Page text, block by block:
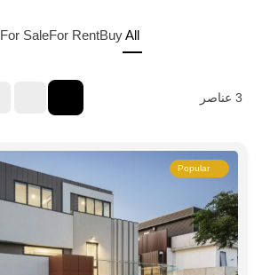
All
Buy
For Rent
For Sale
3 عناصر
Popular